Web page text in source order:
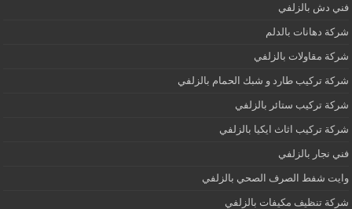
فني دش بالزلفي
شركة دهانات بالدلم
شركة مقاولات بالزلفي
شركة تركيب طارد و شبك الحمام بالزلفي
شركة تركيب ستائر بالزلفي
شركة تركيب اثاث ايكيا بالزلفي
فني نجار بالزلفي
وايت شفط الصرف الصحي بالزلفي
شركة تنظيف مكيفات بالزلفي